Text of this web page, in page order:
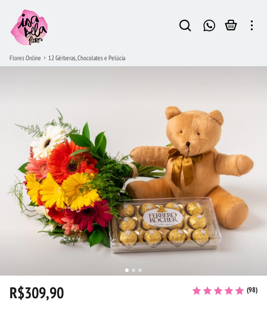
Flores Online 12 Gérberas, Chocolates e Pelúcia
R$309,90 (98)